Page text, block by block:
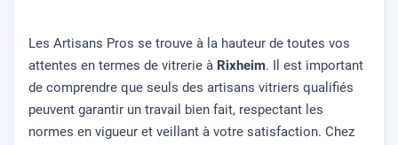
Les Artisans Pros se trouve à la hauteur de toutes vos
attentes en termes de vitrerie à Rixheim. Il est important
de comprendre que seuls des artisans vitriers qualifiés
peuvent garantir un travail bien fait, respectant les
normes en vigueur et veillant à votre satisfaction. Chez